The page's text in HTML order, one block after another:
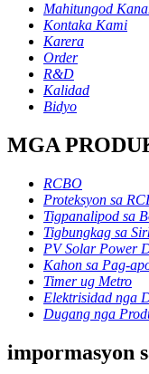
Mahitungod
Kontaka Kami
Karera
Order
R&D
Kalidad
Bidyo
MGA
RCBO
Proteksyon sa
Tigpanalipod sa
Tigbungkag sa
PV Solar Power
Kahon sa Pag-
Timer ug Metro
Elektrisidad nga
Dugang nga
impormasyon